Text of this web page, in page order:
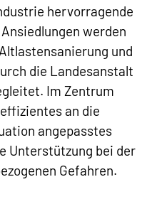
hervorragende
werden
und
die Landesanstalt
Im Zentrum
an die
angepasstes
Unterstützung bei der
Gefahren.